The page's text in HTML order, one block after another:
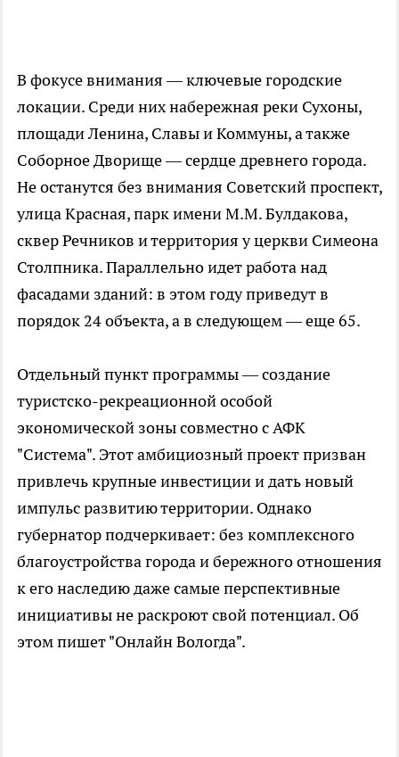
В фокусе внимания — ключевые городские
локации. Среди них набережная реки Сухоны,
площади Ленина, Славы и Коммуны, а также
Соборное Дворище — сердце древнего города.
Не останутся без внимания Советский проспект,
улица Красная, парк имени М.М. Булдакова,
сквер Речников и территория у церкви Симеона
Столпника. Параллельно идет работа над
фасадами зданий: в этом году приведут в
порядок 24 объекта, а в следующем — еще 65.
Отдельный пункт программы — создание
туристско-рекреационной особой
экономической зоны совместно с АФК
"Система". Этот амбициозный проект призван
привлечь крупные инвестиции и дать новый
импульс развитию территории. Однако
губернатор подчеркивает: без комплексного
благоустройства города и бережного отношения
к его наследию даже самые перспективные
инициативы не раскроют свой потенциал. Об
этом пишет "Онлайн Вологда".